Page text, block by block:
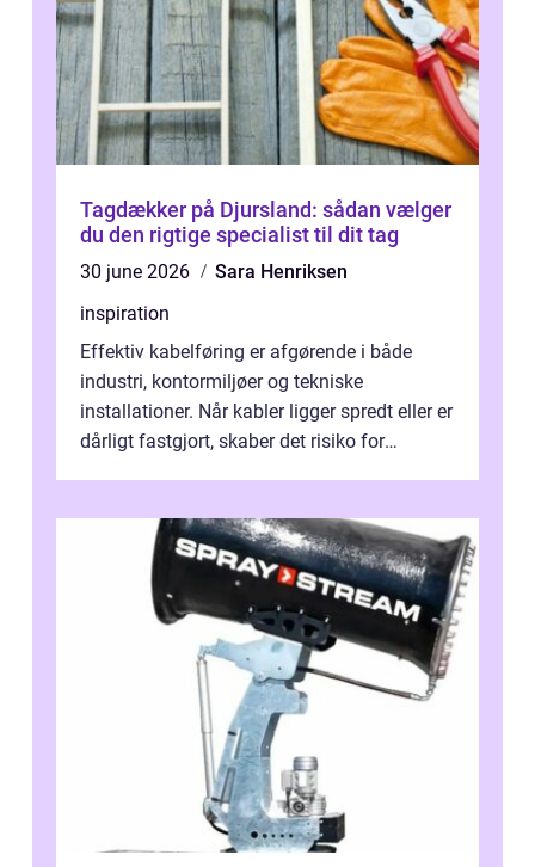
Tagdækker på Djursland: sådan vælger
du den rigtige specialist til dit tag
30 june 2026
Sara Henriksen
inspiration
Effektiv kabelføring er afgørende i både
industri, kontormiljøer og tekniske
installationer. Når kabler ligger spredt eller er
dårligt fastgjort, skaber det risiko for